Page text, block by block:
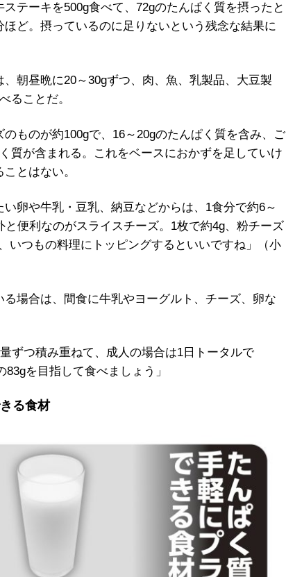
テーキを500g食べて、72gのたんぱく質を摂ったと
ど。摂っているのに足りないという残念な結果に
朝昼晩に20～30gずつ、肉、魚、乳製品、大豆製
ることだ。
ものが約100gで、16～20gのたんぱく質を含み、ご
質が含まれる。これをベースにおかずを足していけ
とはない。
い卵や牛乳・豆乳、納豆などからは、1食分で約6～
便利なのがスライスチーズ。1枚で約4g、粉チーズ
いつもの料理にトッピングするといいですね」（小
場合は、間食に牛乳やヨーグルト、チーズ、卵な
ずつ積み重ねて、成人の場合は1日トータルで
を目指して食べましょう」
る食材